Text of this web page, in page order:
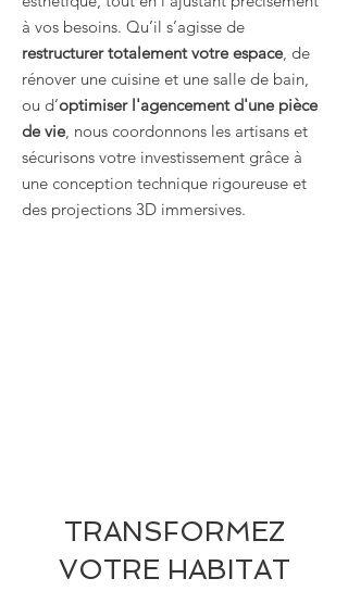
à vos besoins. Qu’il s’agisse de
restructurer totalement votre espace, de
rénover une cuisine et une salle de bain,
ou d’optimiser l'agencement d'une pièce
de vie, nous coordonnons les artisans et
sécurisons votre investissement grâce à
une conception technique rigoureuse et
des projections 3D immersives.
TRANSFORMEZ
VOTRE HABITAT